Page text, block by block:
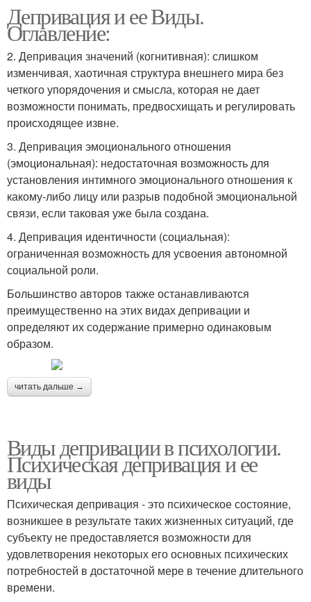
Депривация и ее Виды.
Оглавление:
2. Депривация значений (когнитивная): слишком
изменчивая, хаотичная структура внешнего мира без
четкого упорядочения и смысла, которая не дает
возможности понимать, предвосхищать и регулировать
происходящее извне.
3. Депривация эмоционального отношения
(эмоциональная): недостаточная возможность для
установления интимного эмоционального отношения к
какому-либо лицу или разрыв подобной эмоциональной
связи, если таковая уже была создана.
4. Депривация идентичности (социальная):
ограниченная возможность для усвоения автономной
социальной роли.
Большинство авторов также останавливаются
преимущественно на этих видах депривации и
определяют их содержание примерно одинаковым
образом.
читать дальше →
Виды депривации в психологии.
Психическая депривация и ее
виды
Психическая депривация - это психическое состояние,
возникшее в результате таких жизненных ситуаций, где
субъекту не предоставляется возможности для
удовлетворения некоторых его основных психических
потребностей в достаточной мере в течение длительного
времени.